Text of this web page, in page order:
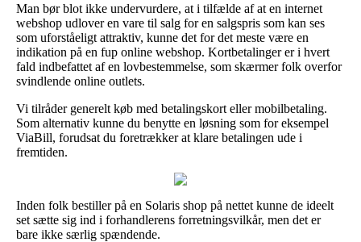
Man bør blot ikke undervurdere, at i tilfælde af at en internet
webshop udlover en vare til salg for en salgspris som kan ses
som uforståeligt attraktiv, kunne det for det meste være en
indikation på en fup online webshop. Kortbetalinger er i hvert
fald indbefattet af en lovbestemmelse, som skærmer folk overfor
svindlende online outlets.
Vi tilråder generelt køb med betalingskort eller mobilbetaling.
Som alternativ kunne du benytte en løsning som for eksempel
ViaBill, forudsat du foretrækker at klare betalingen ude i
fremtiden.
Inden folk bestiller på en Solaris shop på nettet kunne de ideelt
set sætte sig ind i forhandlerens forretningsvilkår, men det er
bare ikke særlig spændende.